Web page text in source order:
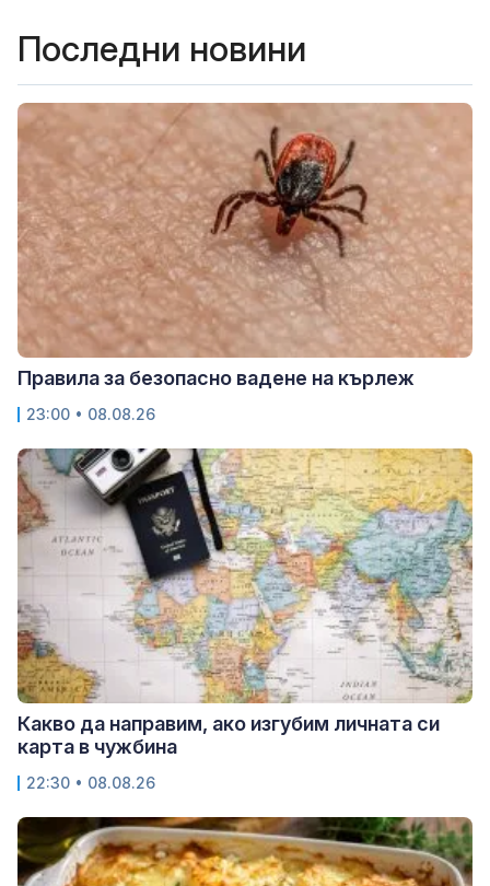
Последни новини
Правила за безопасно вадене на кърлеж
23:00 • 08.08.26
Какво да направим, ако изгубим личната си
карта в чужбина
22:30 • 08.08.26